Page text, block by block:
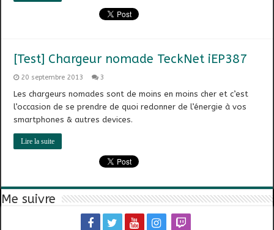
[Test] Chargeur nomade TeckNet iEP387
20 septembre 2013 3
Les chargeurs nomades sont de moins en moins cher et c’est
l’occasion de se prendre de quoi redonner de l’énergie à vos
smartphones & autres devices.
Lire la suite
Me suivre